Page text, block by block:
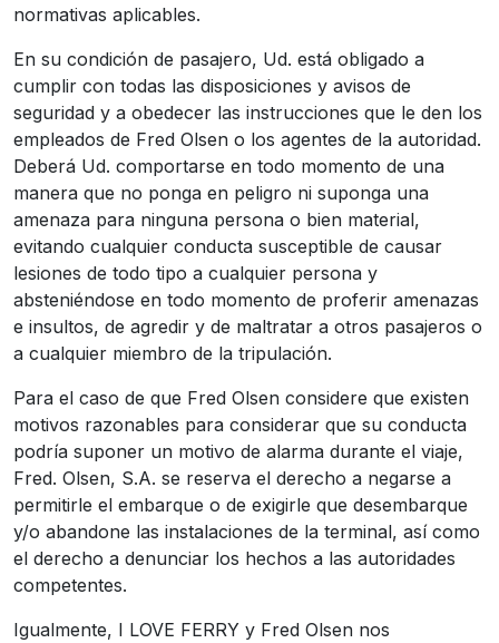
normativas aplicables.
En su condición de pasajero, Ud. está obligado a
cumplir con todas las disposiciones y avisos de
seguridad y a obedecer las instrucciones que le den los
empleados de Fred Olsen o los agentes de la autoridad.
Deberá Ud. comportarse en todo momento de una
manera que no ponga en peligro ni suponga una
amenaza para ninguna persona o bien material,
evitando cualquier conducta susceptible de causar
lesiones de todo tipo a cualquier persona y
absteniéndose en todo momento de proferir amenazas
e insultos, de agredir y de maltratar a otros pasajeros o
a cualquier miembro de la tripulación.
Para el caso de que Fred Olsen considere que existen
motivos razonables para considerar que su conducta
podría suponer un motivo de alarma durante el viaje,
Fred. Olsen, S.A. se reserva el derecho a negarse a
permitirle el embarque o de exigirle que desembarque
y/o abandone las instalaciones de la terminal, así como
el derecho a denunciar los hechos a las autoridades
competentes.
Igualmente, I LOVE FERRY y Fred Olsen nos